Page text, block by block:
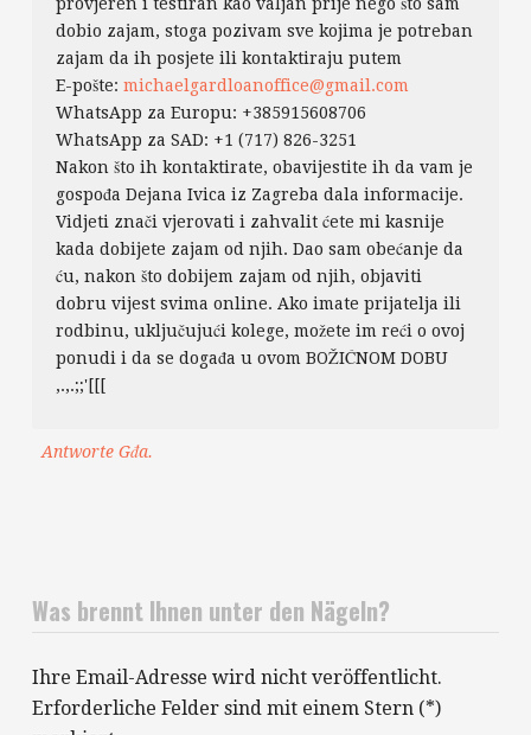
dobio zajam, stoga pozivam sve kojima je potreban
zajam da ih posjete ili kontaktiraju putem
E-pošte: michaelgardloanoffice@gmail.com
WhatsApp za Europu: +385915608706
WhatsApp za SAD: +1 (717) 826-3251
Nakon što ih kontaktirate, obavijestite ih da vam je
gospođa Dejana Ivica iz Zagreba dala informacije.
Vidjeti znači vjerovati i zahvalit ćete mi kasnije
kada dobijete zajam od njih. Dao sam obećanje da
ću, nakon što dobijem zajam od njih, objaviti
dobru vijest svima online. Ako imate prijatelja ili
rodbinu, uključujući kolege, možete im reći o ovoj
ponudi i da se događa u ovom BOŽIĆNOM DOBU
,.,.;;'[[[
Antworte Gđa.
Was brennt Ihnen unter den Nägeln?
Ihre Email-Adresse wird nicht veröffentlicht.
Erforderliche Felder sind mit einem Stern (*)